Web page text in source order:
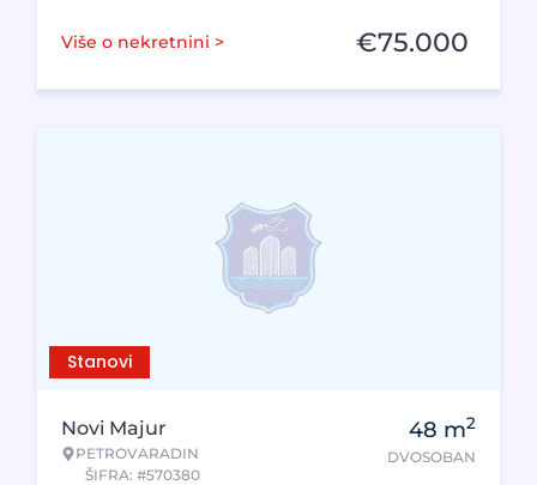
Više o nekretnini > €75.000
Stanovi
Novi Majur
PETROVARADIN
ŠIFRA: #570380
48 m2
DVOSOBAN